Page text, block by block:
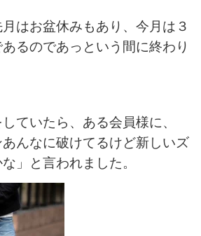
はお盆休みもあり、今月は３
るのであっという間に終わり
ていたら、ある会員様に、
あんなに破けてるけど新しいズ
」と言われました。